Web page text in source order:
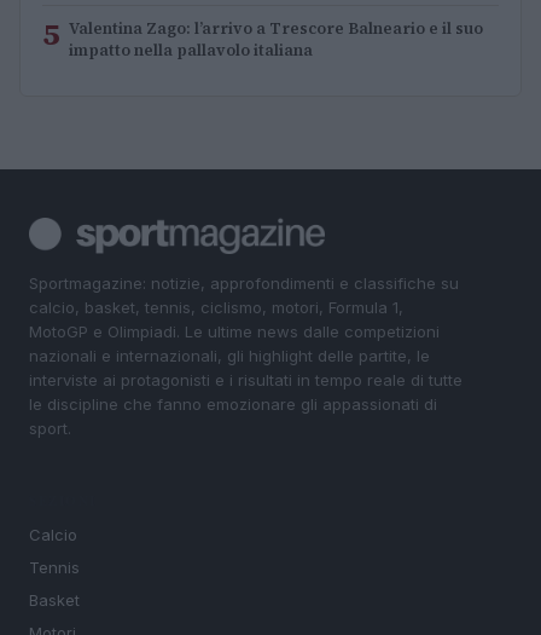
5 Valentina Zago: l’arrivo a Trescore Balneario e il suo
impatto nella pallavolo italiana
Sportmagazine: notizie, approfondimenti e classifiche su
calcio, basket, tennis, ciclismo, motori, Formula 1,
MotoGP e Olimpiadi. Le ultime news dalle competizioni
nazionali e internazionali, gli highlight delle partite, le
interviste ai protagonisti e i risultati in tempo reale di tutte
le discipline che fanno emozionare gli appassionati di
sport.
Calcio
Tennis
Basket